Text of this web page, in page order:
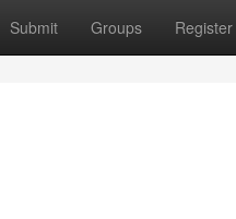
Submit Groups Register